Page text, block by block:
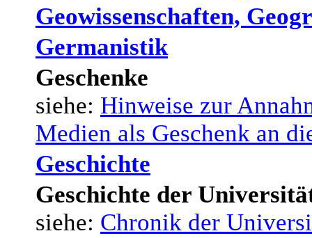
Geowissenschaften,
Germanistik
Geschenke
siehe: Hinweise zur
Medien als Geschenk an
Geschichte
Geschichte der
siehe: Chronik der